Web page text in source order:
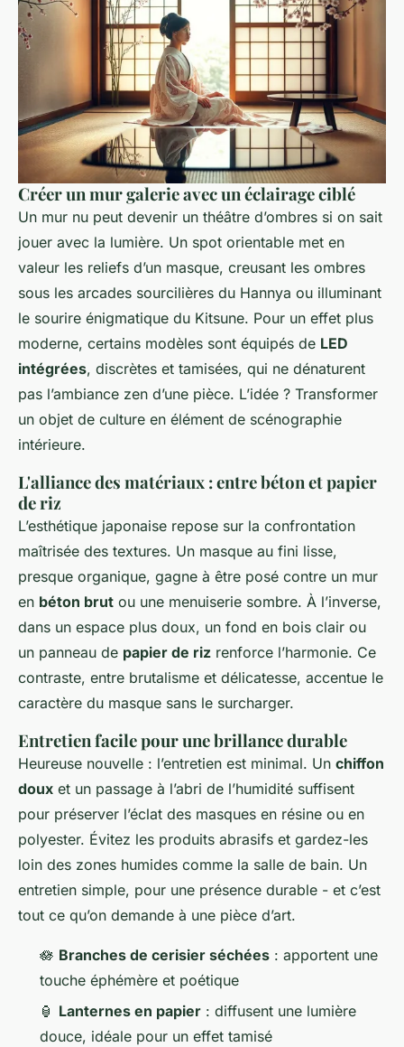
Créer un mur galerie avec un éclairage ciblé
Un mur nu peut devenir un théâtre d’ombres si on sait
jouer avec la lumière. Un spot orientable met en
valeur les reliefs d’un masque, creusant les ombres
sous les arcades sourcilières du Hannya ou illuminant
le sourire énigmatique du Kitsune. Pour un effet plus
moderne, certains modèles sont équipés de LED
intégrées, discrètes et tamisées, qui ne dénaturent
pas l’ambiance zen d’une pièce. L’idée ? Transformer
un objet de culture en élément de scénographie
intérieure.
L'alliance des matériaux : entre béton et papier
de riz
L’esthétique japonaise repose sur la confrontation
maîtrisée des textures. Un masque au fini lisse,
presque organique, gagne à être posé contre un mur
en béton brut ou une menuiserie sombre. À l’inverse,
dans un espace plus doux, un fond en bois clair ou
un panneau de papier de riz renforce l’harmonie. Ce
contraste, entre brutalisme et délicatesse, accentue le
caractère du masque sans le surcharger.
Entretien facile pour une brillance durable
Heureuse nouvelle : l’entretien est minimal. Un chiffon
doux et un passage à l’abri de l’humidité suffisent
pour préserver l’éclat des masques en résine ou en
polyester. Évitez les produits abrasifs et gardez-les
loin des zones humides comme la salle de bain. Un
entretien simple, pour une présence durable - et c’est
tout ce qu’on demande à une pièce d’art.
🪷 Branches de cerisier séchées : apportent une
touche éphémère et poétique
🏮 Lanternes en papier : diffusent une lumière
douce, idéale pour un effet tamisé